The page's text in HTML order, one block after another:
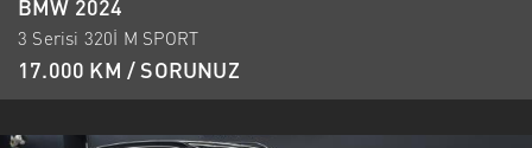
BMW 2024
3 Serisi 320İ M SPORT
17.000 KM / SORUNUZ